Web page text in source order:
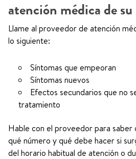
atención médica de
Llame al proveedor de atención
lo siguiente:
Síntomas que empeoran
Síntomas nuevos
Efectos secundarios que no
tratamiento
Hable con el proveedor para saber
qué número y qué debe hacer si
del horario habitual de atención o